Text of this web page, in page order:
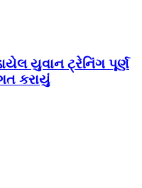
યુવાન ટ્રેનિંગ પૂર્ણ
કરાયું